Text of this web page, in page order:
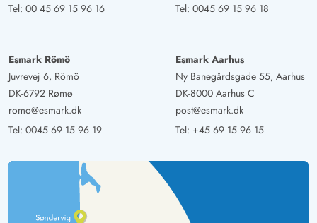
Tel: 00 45 69 15 96 16
Tel: 0045 69 15 96 18
Esmark Römö
Juvrevej 6, Römö
DK-6792 Rømø
romo@esmark.dk
Tel: 0045 69 15 96 19
Esmark Aarhus
Ny Banegårdsgade 55, Aarhus
DK-8000 Aarhus C
post@esmark.dk
Tel: +45 69 15 96 15